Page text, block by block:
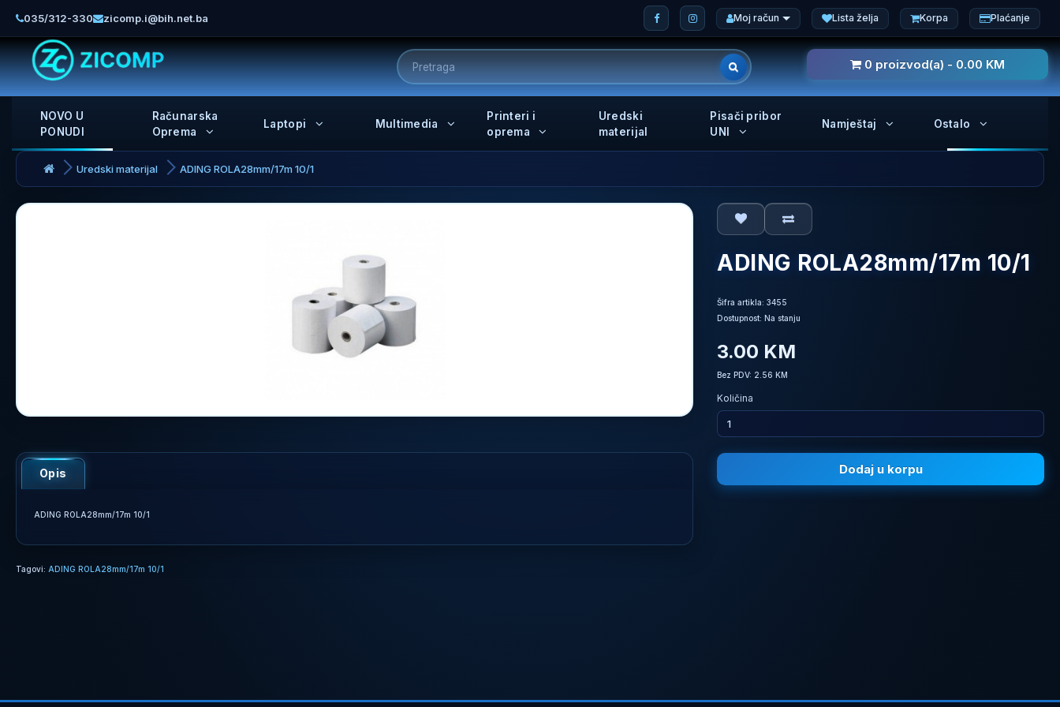
035/312-330 zicomp.i@bih.net.ba Moj račun Lista želja Korpa Plaćanje
0 proizvod(a) - 0.00 KM
NOVO U
PONUDI
Računarska
Oprema
Laptopi Multimedia
Printeri i
oprema
Uredski
materijal
Pisači pribor
UNI
Namještaj Ostalo
Uredski materijal ADING ROLA28mm/17m 10/1
Opis
ADING ROLA28mm/17m 10/1
ADING ROLA28mm/17m 10/1
Šifra artikla: 3455
Dostupnost: Na stanju
3.00 KM
Bez PDV: 2.56 KM
Količina
Dodaj u korpu
Tagovi: ADING ROLA28mm/17m 10/1